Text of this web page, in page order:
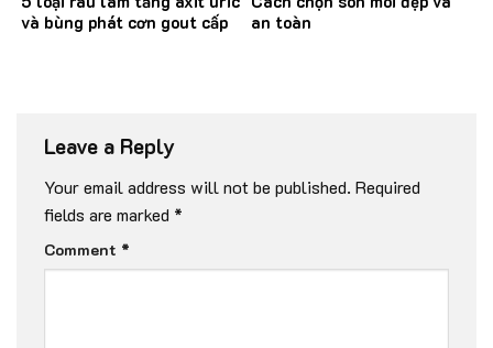
và bùng phát cơn gout cấp
an toàn
Leave a Reply
Your email address will not be published. Required
fields are marked *
Comment *